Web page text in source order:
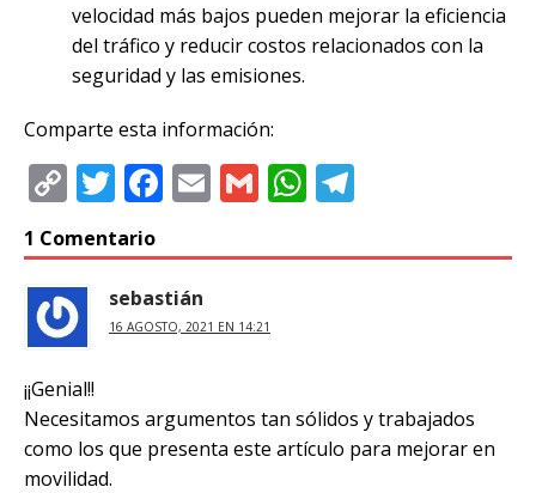
velocidad más bajos pueden mejorar la eficiencia
del tráfico y reducir costos relacionados con la
seguridad y las emisiones.
Comparte esta información:
C
o
p
y
Li
n
k
T
w
it
te
r
F
c
e
b
o
k
E
ai
G
ai
W
at
p
e
1 Comentario
sebastián
16 AGOSTO, 2021 EN 14:21
¡¡Genial!!
Necesitamos argumentos tan sólidos y trabajados
como los que presenta este artículo para mejorar en
movilidad.